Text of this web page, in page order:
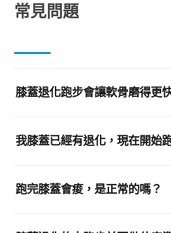
常見問題
膝蓋退化跑步會讓軟骨磨得更
我膝蓋已經有退化，現在開始
跑完膝蓋會痠，是正常的嗎？